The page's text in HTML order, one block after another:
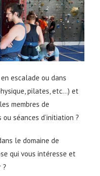
escalade ou dans
pilates, etc…) et
membres de
séances d’initiation ?
le domaine de
qui vous intéresse et
?